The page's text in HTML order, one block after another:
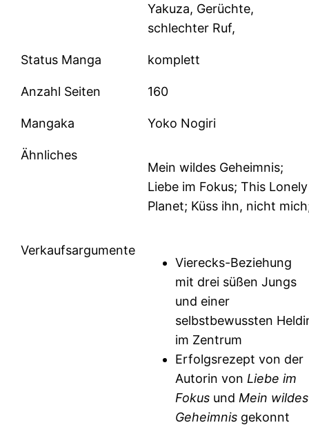
Yakuza, Gerüchte,
schlechter Ruf,
Status Manga komplett
Anzahl Seiten 160
Mangaka Yoko Nogiri
Ähnliches
Mein wildes Geheimnis;
Liebe im Fokus; This Lonely
Planet; Küss ihn, nicht
Verkaufsargumente
Vierecks-Beziehung
mit drei süßen Jungs
und einer
selbstbewussten
im Zentrum
Erfolgsrezept von der
Autorin von Liebe im
Fokus und Mein wildes
Geheimnis gekonnt